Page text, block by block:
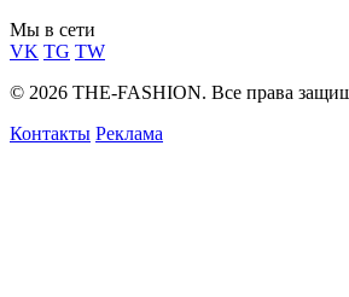
Мы в сети
VK TG TW
© 2026 THE-FASHION. Все права
Контакты Реклама